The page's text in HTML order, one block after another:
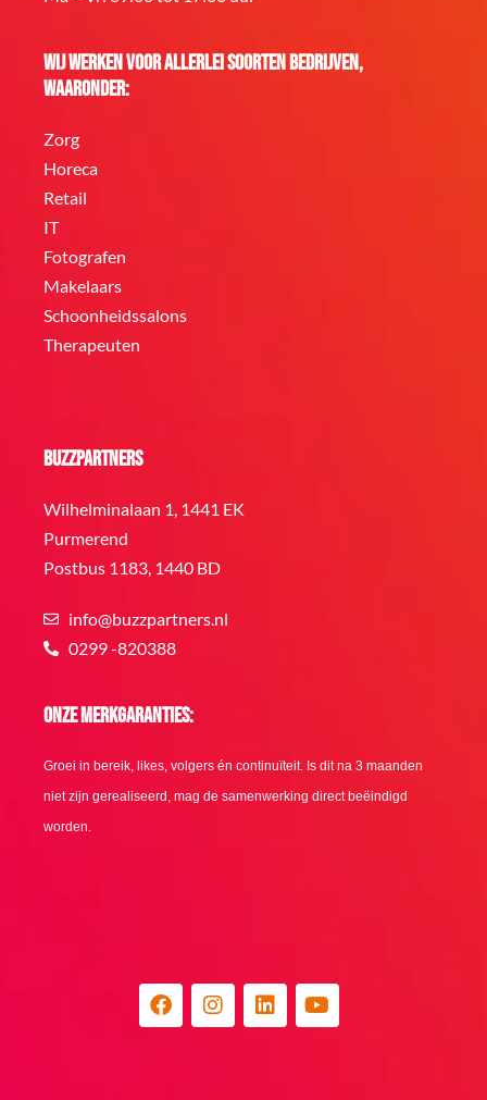
Wij werken voor allerlei soorten bedrijven,
waaronder:
Zorg
Horeca
Retail
IT
Fotografen
Makelaars
Schoonheidssalons
Therapeuten
BuzzPartners
Wilhelminalaan 1, 1441 EK
Purmerend
Postbus 1183, 1440 BD
info@buzzpartners.nl
0299 -820388
Onze merkgaranties:
Groei in bereik, likes, volgers én continuïteit. Is dit na 3 maanden
niet zijn gerealiseerd, mag de samenwerking direct beëindigd
worden.
F
a
c
I
n
s
L
i
n
Y
o
u